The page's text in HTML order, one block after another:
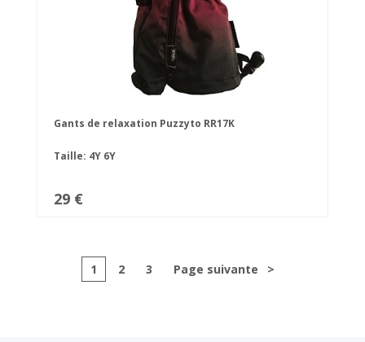
Gants de relaxation Puzzyto RR17K
Taille: 4Y 6Y
29 €
1 2 3 Page suivante >